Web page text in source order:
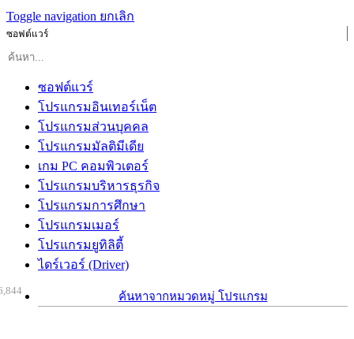
Toggle navigation ยกเลิก
ซอฟต์แวร์
ซอฟต์แวร์
โปรแกรมอินเทอร์เน็ต
โปรแกรมส่วนบุคคล
โปรแกรมมัลติมีเดีย
เกม PC คอมพิวเตอร์
โปรแกรมบริหารธุรกิจ
โปรแกรมการศึกษา
โปรแกรมเมอร์
โปรแกรมยูทิลิตี้
ไดร์เวอร์ (Driver)
ค้นหาจากหมวดหมู่ โปรแกรม